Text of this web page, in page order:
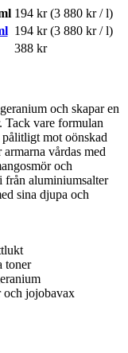
194 kr (3 880 kr / l)
194 kr (3 880 kr / l)
388 kr
och skapar en
Tack vare formulan
mot oönskad
vårdas med
och
från aluminiumsalter
sina djupa och
toner
och jojobavax